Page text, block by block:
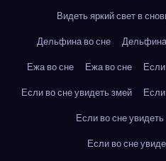
Видеть яркий свет в
Дельфина во сне
Ежа во сне
Ежа во сне
Если во сне увидеть змей
Если во сне
Если во сне